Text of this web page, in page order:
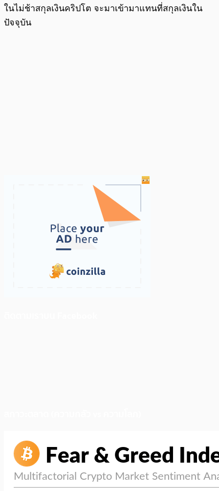
ในไม่ช้าสกุลเงินคริปโต จะมาเข้ามาแทนที่สกุลเงินใน
ปัจจุบัน